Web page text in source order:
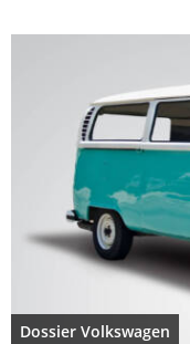
Dossier Volkswagen